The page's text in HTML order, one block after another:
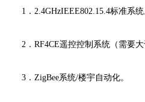
1．2.4GHzIEEE802.15.4标准系统
2．RF4CE遥控控制系统（需要大
3．ZigBee系统/楼宇自动化。